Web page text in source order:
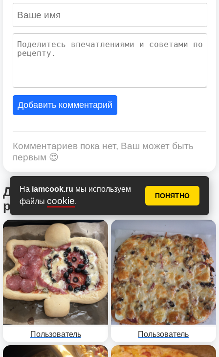
На iamcook.ru мы используем
файлы cookie.
ПОНЯТНО
Добавить комментарий
Комментариев пока нет, Ваш может быть
первым 😍
Другие фотоотчеты по этому
рецепту
Пользователь Пользователь